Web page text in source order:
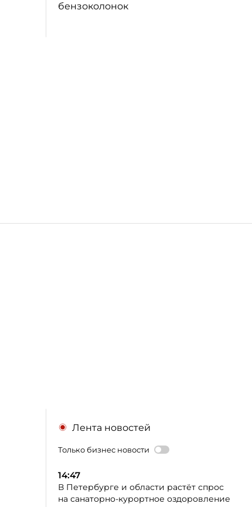
бензоколонок
Лента новостей
Только бизнес новости
14:47
В Петербурге и области растёт спрос
на санаторно-курортное оздоровление